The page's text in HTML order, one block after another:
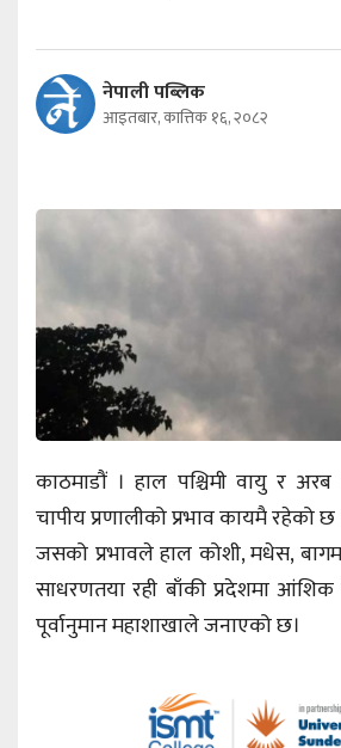
नेपाली पब्लिक
आइतबार, कात्तिक १६, २०८२
काठमाडौं । हाल पश्चिमी वायु र
चापीय प्रणालीको प्रभाव कायमै रहेको छ
जसको प्रभावले हाल कोशी, मधेस,
साधरणतया रही बाँकी प्रदेशमा
पूर्वानुमान महाशाखाले जनाएको छ।